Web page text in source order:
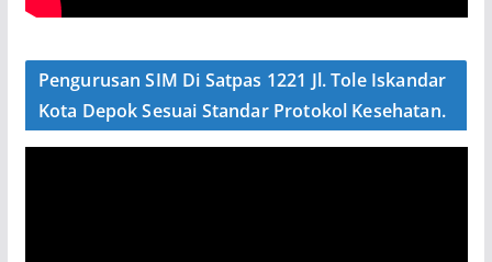
Pengurusan SIM Di Satpas 1221 Jl. Tole Iskandar
Kota Depok Sesuai Standar Protokol Kesehatan.